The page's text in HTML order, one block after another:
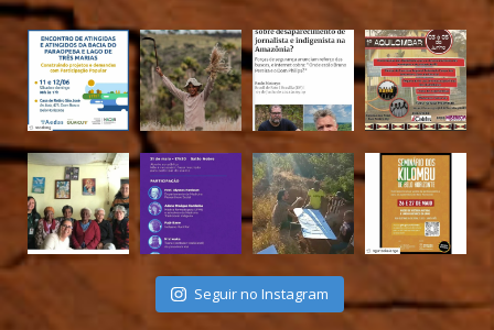
Seguir no Instagram